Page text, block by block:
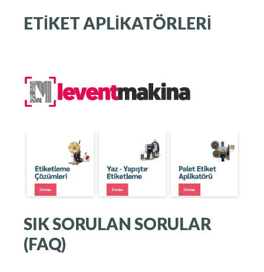
ETIKET APLIKATÖRLERI
SIK SORULAN SORULAR
(FAQ)